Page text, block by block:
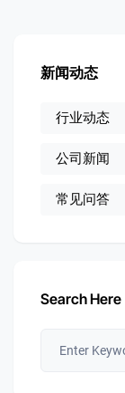
新闻动态
行业动态
公司新闻
常见问答
Search Here